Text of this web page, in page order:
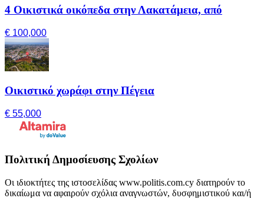
4 Οικιστικά οικόπεδα στην Λακατάμεια, από
€ 100,000
Οικιστικό χωράφι στην Πέγεια
€ 55,000
Πολιτική Δημοσίευσης Σχολίων
Οι ιδιοκτήτες της ιστοσελίδας www.politis.com.cy διατηρούν το
δικαίωμα να αφαιρούν σχόλια αναγνωστών, δυσφημιστικού και/ή